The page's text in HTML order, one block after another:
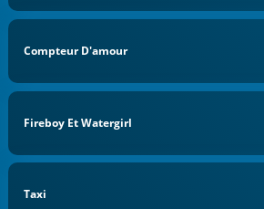
Compteur D'amour
Fireboy Et Watergirl
Taxi